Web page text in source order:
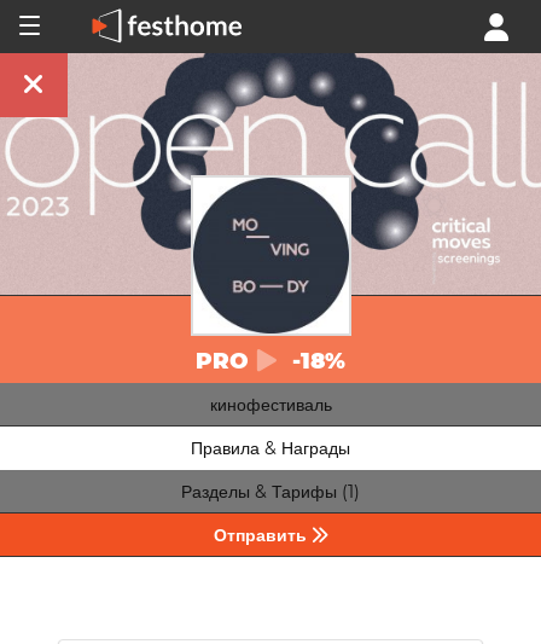
PRO -18%
кинофестиваль
Правила & Награды
Разделы & Тарифы (1)
Отправить